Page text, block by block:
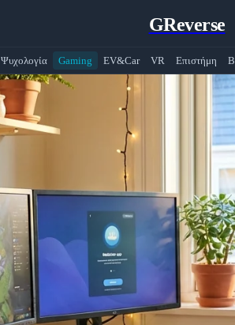
GReverse
Ψυχολογία Gaming EV&Car VR Επιστήμη